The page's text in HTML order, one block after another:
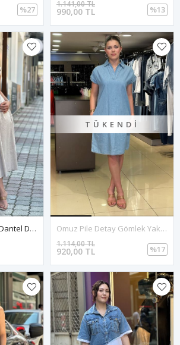
%27 990,00 TL
1.141,00 TL
%13
Omuz Ve Bel Güpür Dantel Detaylı Midi Boy Elbise-Krem
TÜKENDI
Omuz Pile Detay Gömlek Yaka Cepli Elbise-Mavi
920,00 TL
1.114,00 TL
%17